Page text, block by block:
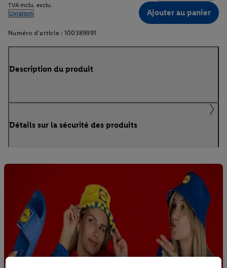
TVA inclu. exclu.
Livraison
Ajouter au panier
Numéro d'article : 100389991
Description du produit
Détails sur la sécurité des produits